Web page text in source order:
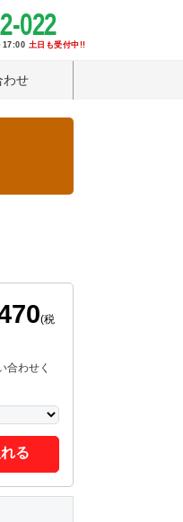
022
17:00 土日も受付中!!
わせ
(税
合わせく
る